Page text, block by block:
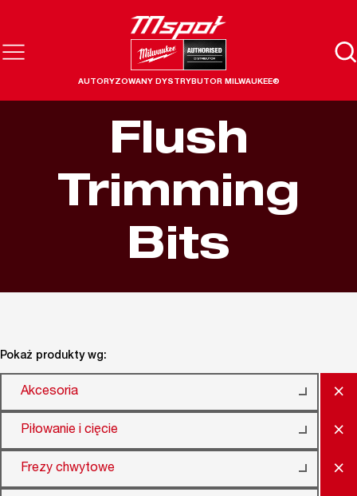
AUTORYZOWANY DYSTRYBUTOR MILWAUKEE®
Flush
Trimming
Bits
Pokaż produkty wg:
Akcesoria ×
Piłowanie i cięcie ×
Frezy chwytowe ×